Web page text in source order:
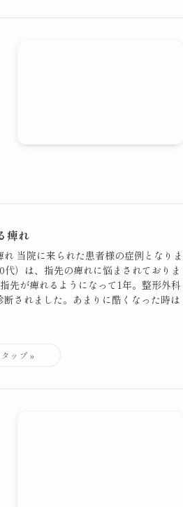
痺れ
当院に来られた患者様の症例となりま
）は、指先の痺れに悩まされておりま
先が痺れるようになって1年。整形外科
されました。あまりに酷くなった時は